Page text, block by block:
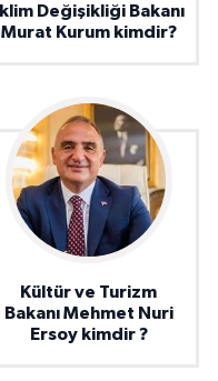
İklim Değişikliği Bakanı
Murat Kurum kimdir?
Kültür ve Turizm
Bakanı Mehmet Nuri
Ersoy kimdir ?